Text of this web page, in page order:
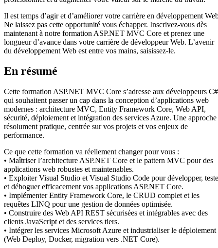
Il est temps d’agir et d’améliorer votre carrière en développement
Ne laissez pas cette opportunité vous échapper. Inscrivez-vous dès
maintenant à notre formation ASP.NET MVC Core et prenez une
longueur d’avance dans votre carrière de développeur Web. L’avenir
du développement Web est entre vos mains, saisissez-le.
En résumé
Cette formation ASP.NET MVC Core s’adresse aux développeurs C#
qui souhaitent passer un cap dans la conception d’applications web
modernes : architecture MVC, Entity Framework Core, Web API,
sécurité, déploiement et intégration des services Azure. Une approche
résolument pratique, centrée sur vos projets et vos enjeux de
performance.
Ce que cette formation va réellement changer pour vous :
• Maîtriser l’architecture ASP.NET Core et le pattern MVC pour des
applications web robustes et maintenables.
• Exploiter Visual Studio et Visual Studio Code pour développer,
et déboguer efficacement vos applications ASP.NET Core.
• Implémenter Entity Framework Core, le CRUD complet et les
requêtes LINQ pour une gestion de données optimisée.
• Construire des Web API REST sécurisées et intégrables avec des
clients JavaScript et des services tiers.
• Intégrer les services Microsoft Azure et industrialiser le déploiement
(Web Deploy, Docker, migration vers .NET Core).